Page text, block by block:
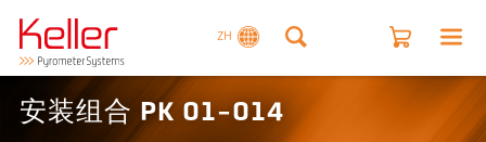
ZH
安装组合 PK 01-014